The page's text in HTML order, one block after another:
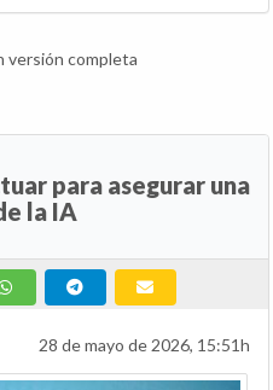
versión completa
para asegurar una
la IA
28 de mayo de 2026, 15:51h